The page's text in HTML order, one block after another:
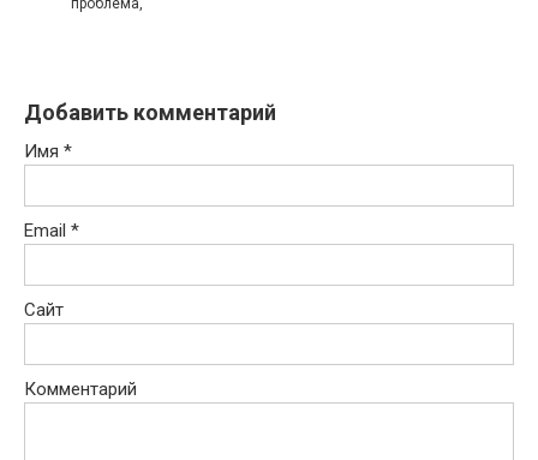
проблема,
Добавить комментарий
Имя *
Email *
Сайт
Комментарий